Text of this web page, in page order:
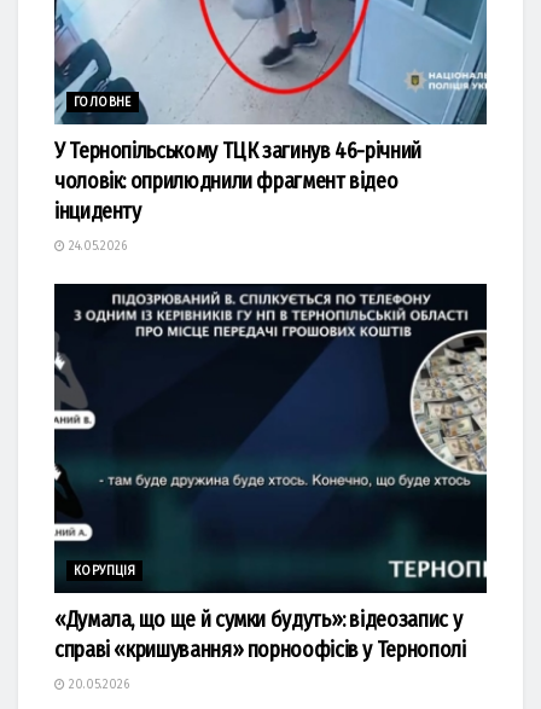
ГОЛОВНЕ
У Тернопільському ТЦК загинув 46-річний
чоловік: оприлюднили фрагмент відео
інциденту
24.05.2026
КОРУПЦІЯ
«Думала, що ще й сумки будуть»: відеозапис у
справі «кришування» порноофісів у Тернополі
20.05.2026